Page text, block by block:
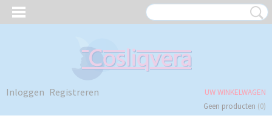
Inloggen Registreren
UW WINKELWAGEN
Geen producten (0)